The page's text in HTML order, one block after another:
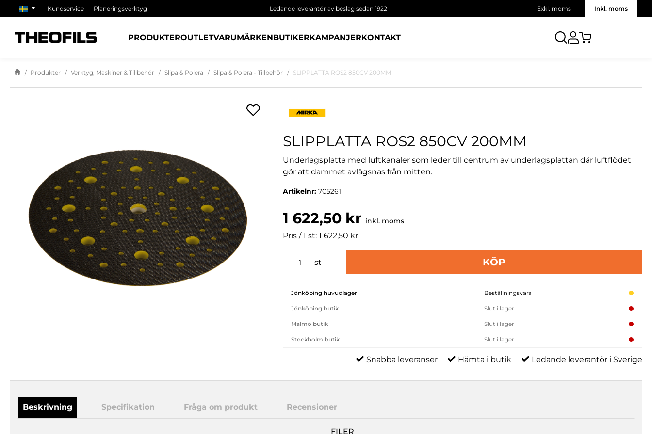
Kundservice Planeringsverktyg Ledande leverantör av beslag sedan 1922 Exkl. moms Inkl. moms
PRODUKTEROUTLETVARUMÄRKENBUTIKERKAMPANJERKONTAKT
Produkter Verktyg, Maskiner & Tillbehör Slipa & Polera Slipa & Polera - Tillbehör SLIPPLATTA ROS2 850CV 200MM
SLIPPLATTA ROS2 850CV 200MM
Underlagsplatta med luftkanaler som leder till centrum av underlagsplattan där luftflödet
gör att dammet avlägsnas från mitten.
Artikelnr:705261
1 622,50 kr inkl. moms
Pris / 1 st: 1 622,50 kr
st KÖP
Jönköping huvudlager Beställningsvara
Jönköping butik Slut i lager
Malmö butik Slut i lager
Stockholm butik Slut i lager
Snabba leveranser Hämta i butik Ledande leverantör i Sverige
Beskrivning Specifikation Fråga om produkt Recensioner
FILER